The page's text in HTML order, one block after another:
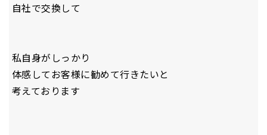
自社で交換して
私自身がしっかり
体感してお客様に勧めて行きたいと
考えております